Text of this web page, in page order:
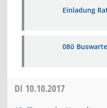
Einladung
08ö
DI 10.10.2017